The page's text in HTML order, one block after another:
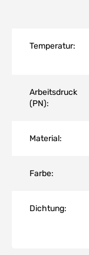
Temperatur:
Arbeitsdruck
(PN):
Material:
Farbe:
Dichtung: